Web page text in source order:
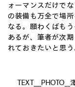
ォーマンスだけで
の装備も万全で場
なる。願わくばも
あるが、筆者が次
れておきたいと思う
TEXT＿